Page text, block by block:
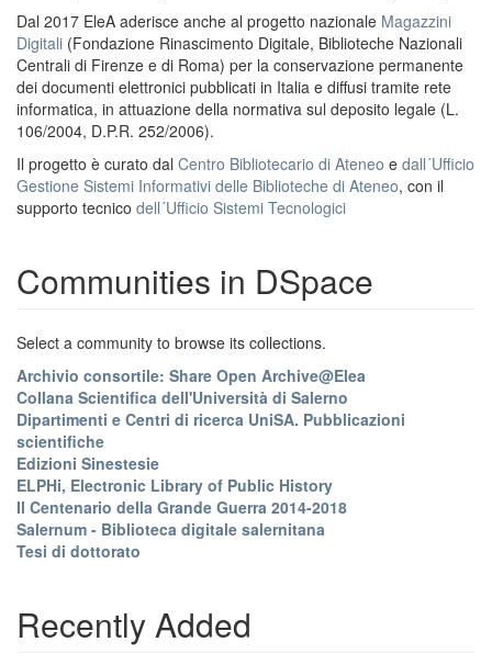
Dal 2017 EleA aderisce anche al progetto nazionale Magazzini
Digitali (Fondazione Rinascimento Digitale, Biblioteche Nazionali
Centrali di Firenze e di Roma) per la conservazione permanente
dei documenti elettronici pubblicati in Italia e diffusi tramite rete
informatica, in attuazione della normativa sul deposito legale (L.
106/2004, D.P.R. 252/2006).
Il progetto è curato dal Centro Bibliotecario di Ateneo e dall´Ufficio
Gestione Sistemi Informativi delle Biblioteche di Ateneo, con il
supporto tecnico dell´Ufficio Sistemi Tecnologici
Communities in DSpace
Select a community to browse its collections.
Archivio consortile: Share Open Archive@Elea
Collana Scientifica dell'Università di Salerno
Dipartimenti e Centri di ricerca UniSA. Pubblicazioni
scientifiche
Edizioni Sinestesie
ELPHi, Electronic Library of Public History
Il Centenario della Grande Guerra 2014-2018
Salernum - Biblioteca digitale salernitana
Tesi di dottorato
Recently Added